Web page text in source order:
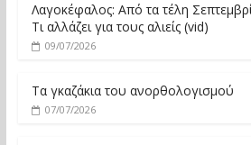
Λαγοκέφαλος: Από τα τέλη
Τι αλλάζει για τους αλιείς (vid)
09/07/2026
Τα γκαζάκια του ανορθολογισμού
07/07/2026